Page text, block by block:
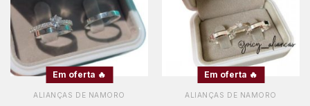
Em oferta 🔥
ALIANÇAS DE NAMORO
Em oferta 🔥
ALIANÇAS DE NAMORO